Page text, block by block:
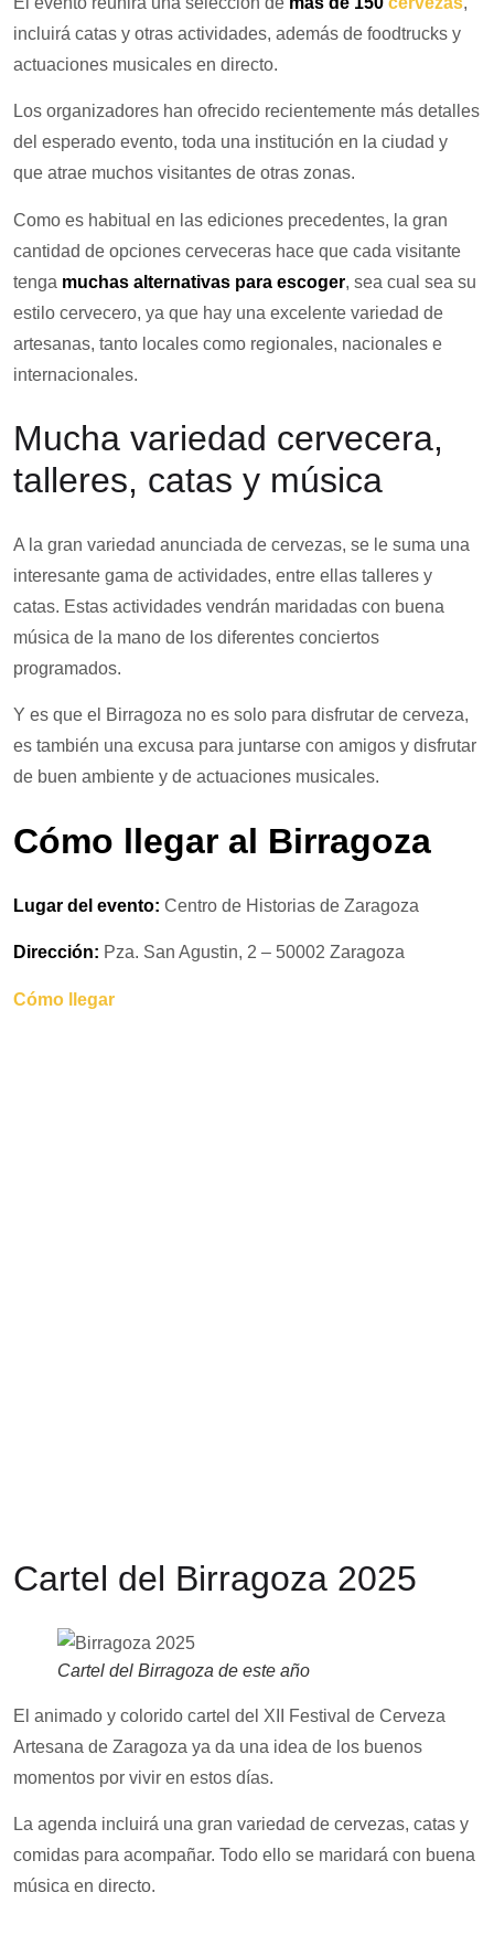
incluirá catas y otras actividades, además de foodtrucks y
actuaciones musicales en directo.
Los organizadores han ofrecido recientemente más detalles
del esperado evento, toda una institución en la ciudad y
que atrae muchos visitantes de otras zonas.
Como es habitual en las ediciones precedentes, la gran
cantidad de opciones cerveceras hace que cada visitante
tenga muchas alternativas para escoger, sea cual sea su
estilo cervecero, ya que hay una excelente variedad de
artesanas, tanto locales como regionales, nacionales e
internacionales.
Mucha variedad cervecera,
talleres, catas y música
A la gran variedad anunciada de cervezas, se le suma una
interesante gama de actividades, entre ellas talleres y
catas. Estas actividades vendrán maridadas con buena
música de la mano de los diferentes conciertos
programados.
Y es que el Birragoza no es solo para disfrutar de cerveza,
es también una excusa para juntarse con amigos y disfrutar
de buen ambiente y de actuaciones musicales.
Cómo llegar al Birragoza
Lugar del evento: Centro de Historias de Zaragoza
Dirección: Pza. San Agustin, 2 – 50002 Zaragoza
Cómo llegar
Cartel del Birragoza 2025
Cartel del Birragoza de este año
El animado y colorido cartel del XII Festival de Cerveza
Artesana de Zaragoza ya da una idea de los buenos
momentos por vivir en estos días.
La agenda incluirá una gran variedad de cervezas, catas y
comidas para acompañar. Todo ello se maridará con buena
música en directo.